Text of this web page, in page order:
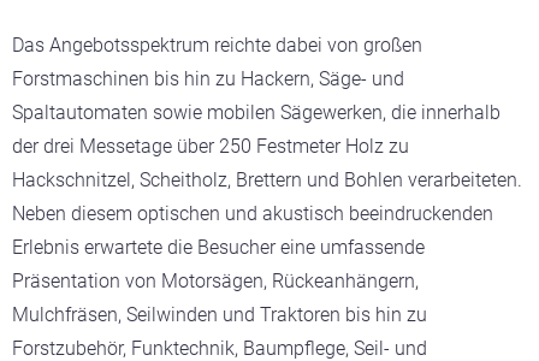
Das Angebotsspektrum reichte dabei von großen
Forstmaschinen bis hin zu Hackern, Säge- und
Spaltautomaten sowie mobilen Sägewerken, die innerhalb
der drei Messetage über 250 Festmeter Holz zu
Hackschnitzel, Scheitholz, Brettern und Bohlen verarbeiteten.
Neben diesem optischen und akustisch beeindruckenden
Erlebnis erwartete die Besucher eine umfassende
Präsentation von Motorsägen, Rückeanhängern,
Mulchfräsen, Seilwinden und Traktoren bis hin zu
Forstzubehör, Funktechnik, Baumpflege, Seil- und